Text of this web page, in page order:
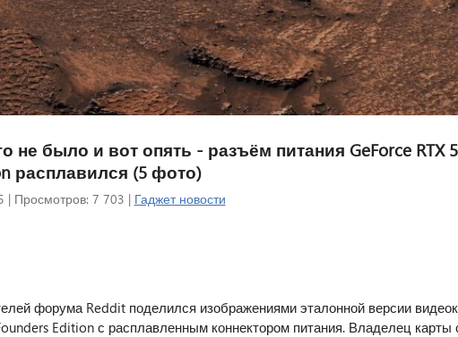
не было и вот опять - разъём питания GeForce RTX
расплавился (5 фото)
| Просмотров: 7 703 | Гаджет новости
форума Reddit поделился изображениями эталонной версии
Edition с расплавленным коннектором питания. Владелец карты